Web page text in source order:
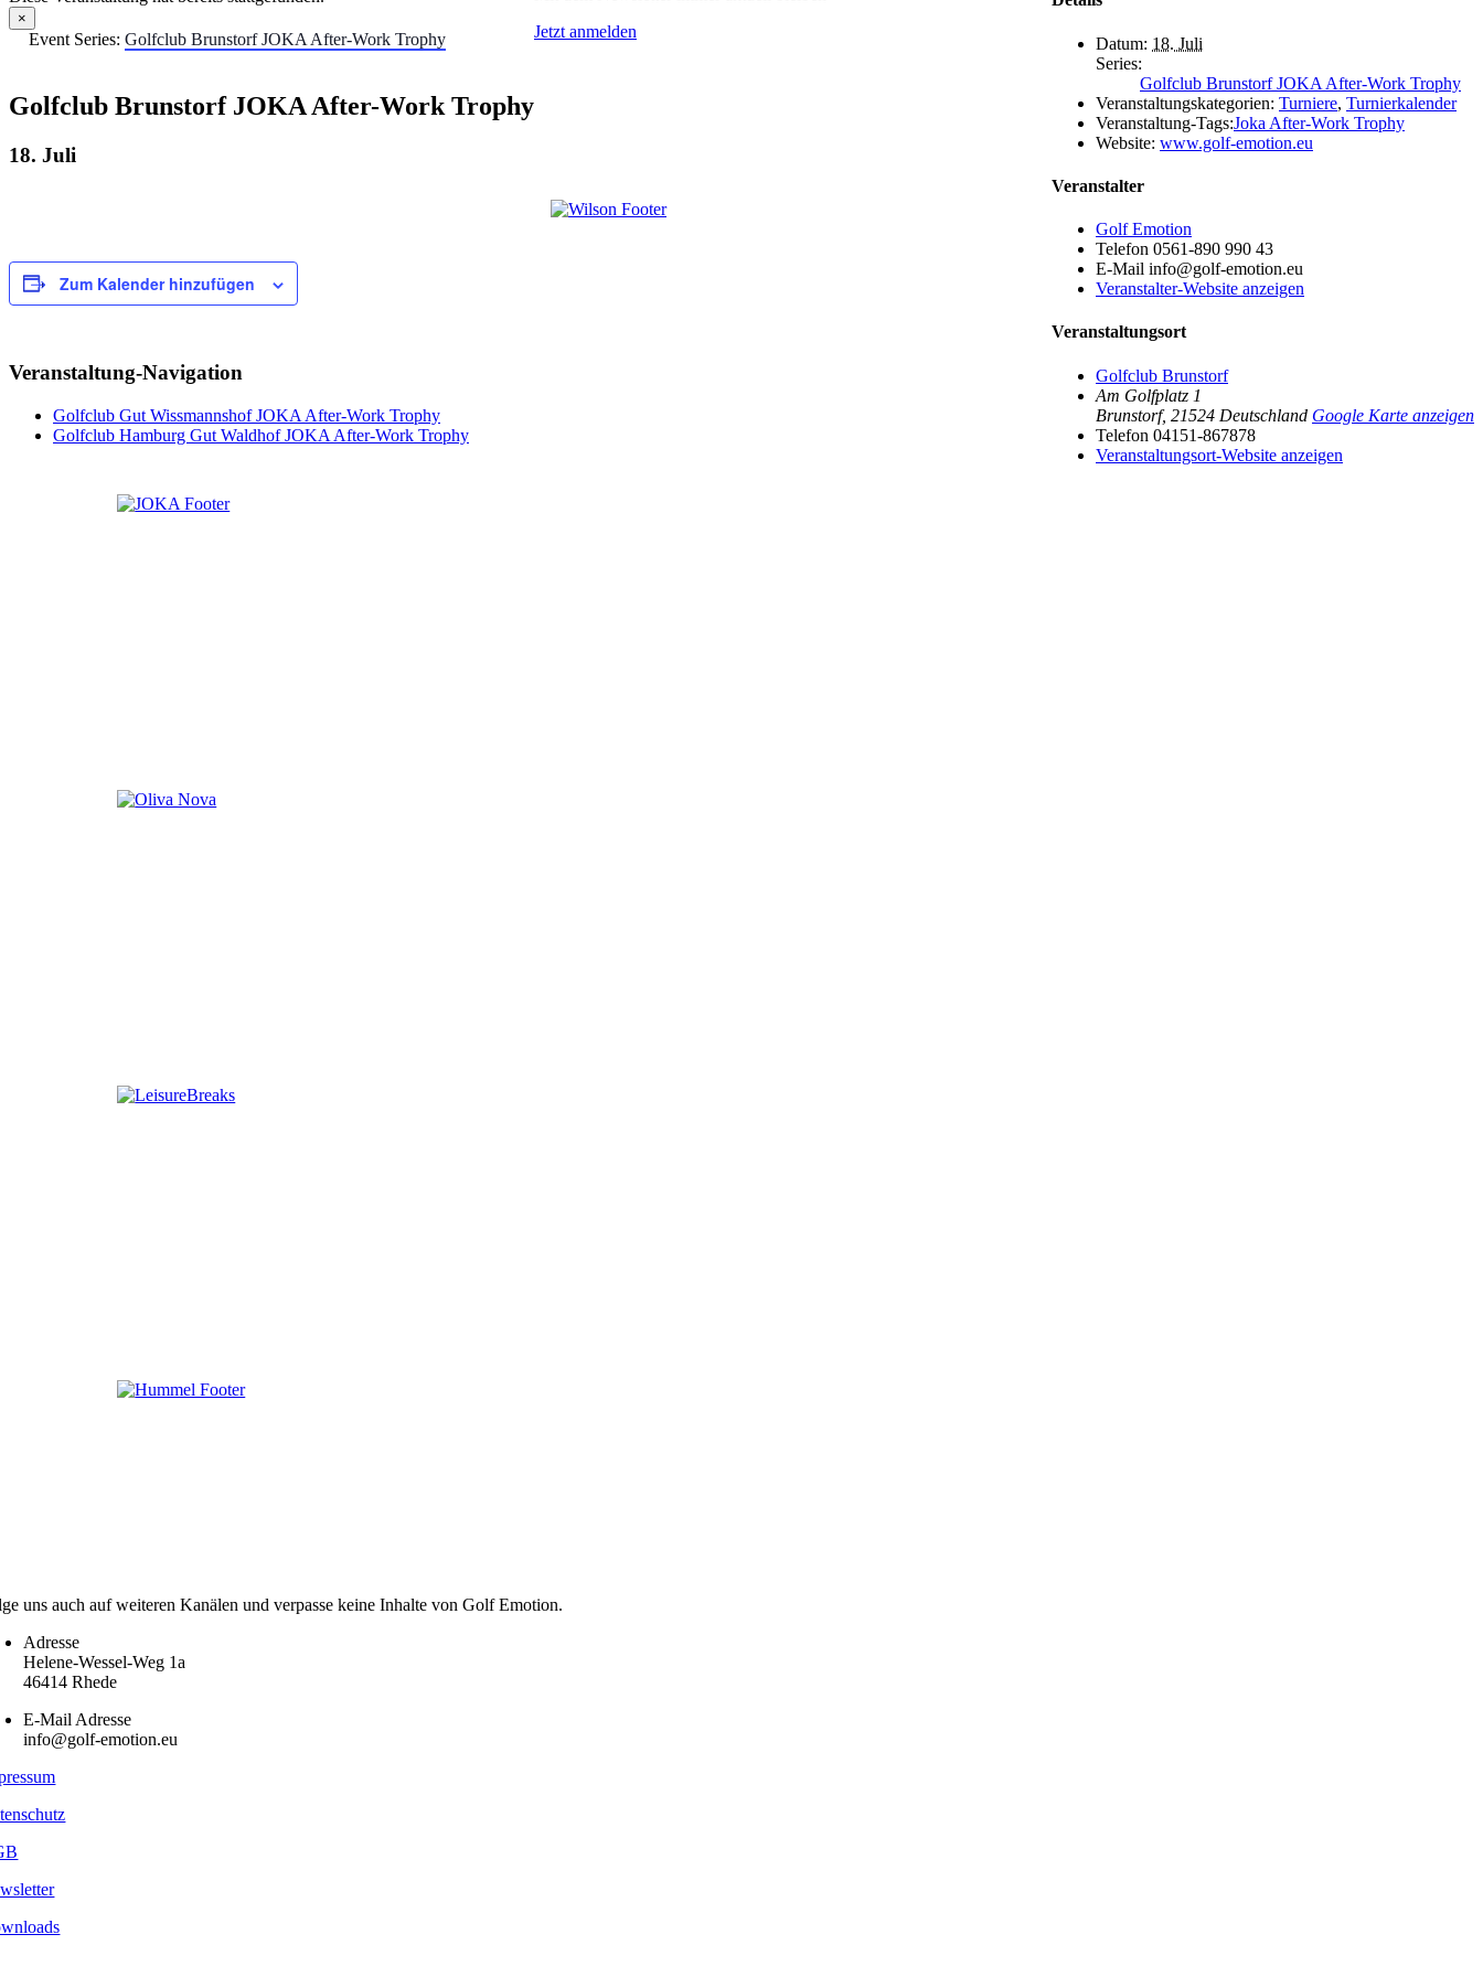
×
Event Series: Golfclub Brunstorf JOKA After-Work Trophy
Golfclub Brunstorf JOKA After-Work Trophy
18. Juli
Zum Kalender hinzufügen
Veranstaltung-Navigation
Golfclub Gut Wissmannshof JOKA After-Work Trophy
Golfclub Hamburg Gut Waldhof JOKA After-Work Trophy
Datum: 18. Juli
Series:
Golfclub Brunstorf JOKA After-Work Trophy
Veranstaltungskategorien: Turniere, Turnierkalender
Veranstaltung-Tags:Joka After-Work Trophy
Website: www.golf-emotion.eu
Veranstalter
Golf Emotion
Telefon 0561-890 990 43
E-Mail info@golf-emotion.eu
Veranstalter-Website anzeigen
Veranstaltungsort
Golfclub Brunstorf
Am Golfplatz 1
Brunstorf, 21524 Deutschland Google Karte anzeigen
Telefon 04151-867878
Veranstaltungsort-Website anzeigen
Jetzt anmelden
uns auch auf weiteren Kanälen und verpasse keine Inhalte von Golf Emotion.
Adresse
Helene-Wessel-Weg 1a
46414 Rhede
E-Mail Adresse
info@golf-emotion.eu